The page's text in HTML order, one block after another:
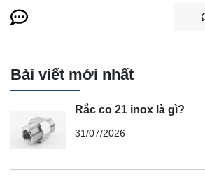
Bài viết mới nhất
Rắc co 21 inox là gì?
31/07/2026